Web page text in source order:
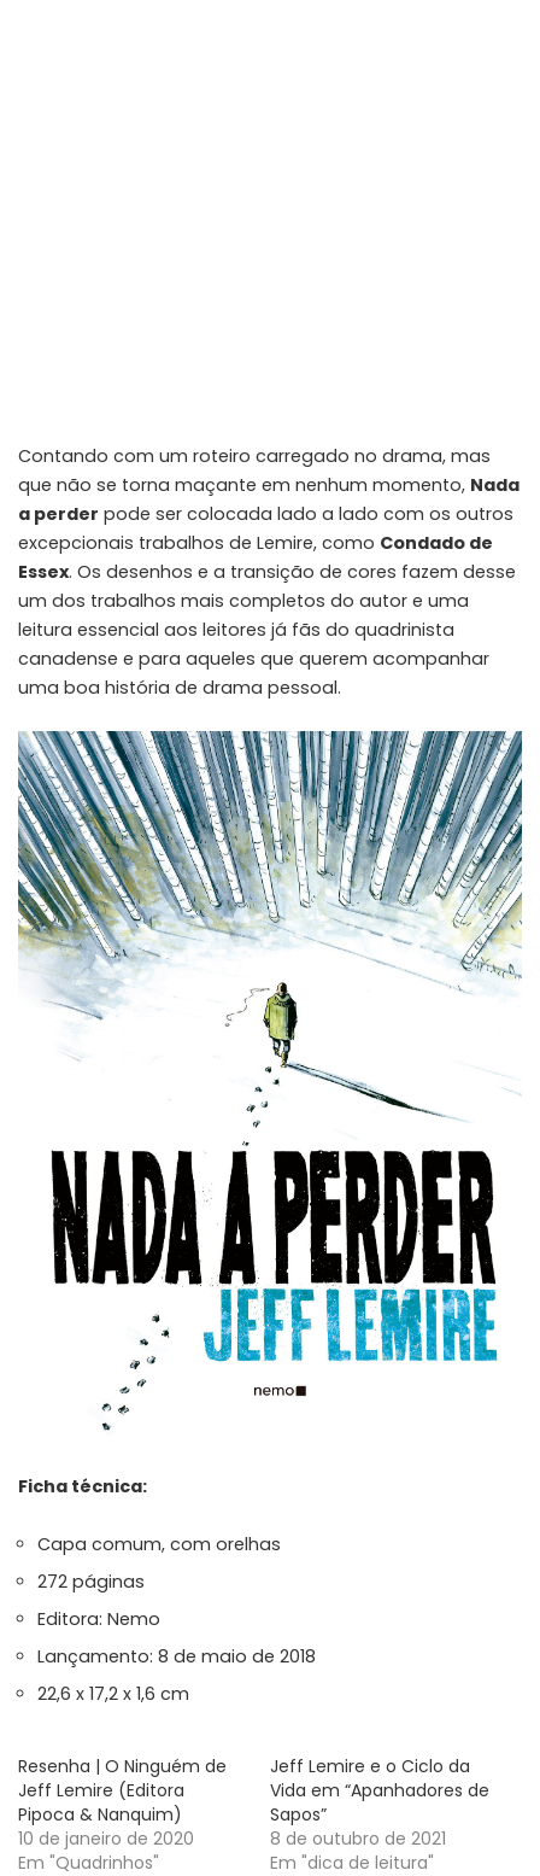
Contando com um roteiro carregado no drama, mas
que não se torna maçante em nenhum momento, Nada
a perder pode ser colocada lado a lado com os outros
excepcionais trabalhos de Lemire, como Condado de
Essex. Os desenhos e a transição de cores fazem desse
um dos trabalhos mais completos do autor e uma
leitura essencial aos leitores já fãs do quadrinista
canadense e para aqueles que querem acompanhar
uma boa história de drama pessoal.
Ficha técnica:
Capa comum, com orelhas
272 páginas
Editora: Nemo
Lançamento: 8 de maio de 2018
22,6 x 17,2 x 1,6 cm
Resenha | O Ninguém de
Jeff Lemire (Editora
Pipoca & Nanquim)
10 de janeiro de 2020
Em "Quadrinhos"
Jeff Lemire e o Ciclo da
Vida em “Apanhadores de
Sapos”
8 de outubro de 2021
Em "dica de leitura"